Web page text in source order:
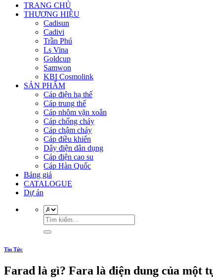
TRANG CHỦ
THƯƠNG HIỆU
Cadisun
Cadivi
Trần Phú
Ls Vina
Goldcup
Samwon
KBI Cosmolink
SẢN PHẨM
Cáp điện hạ thế
Cáp trung thế
Cáp nhôm vặn xoắn
Cáp chống cháy
Cáp chậm cháy
Cáp điều khiển
Dây điện dân dụng
Cáp điện cao su
Cáp Hàn Quốc
Bảng giá
CATALOGUE
Dự án
Tin Tức
Farad là gì? Fara là điện dung của một